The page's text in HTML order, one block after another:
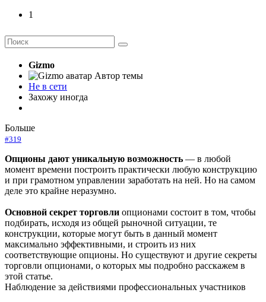
1
Gizmo
Автор темы
Не в сети
Захожу иногда
Больше
#319
Опционы дают уникальную возможность — в любой
момент времени построить практически любую конструкцию
и при грамотном управлении заработать на ней. Но на самом
деле это крайне неразумно.
Основной секрет торговли опционами состоит в том, чтобы
подбирать, исходя из общей рыночной ситуации, те
конструкции, которые могут быть в данный момент
максимально эффективными, и строить из них
соответствующие опционы. Но существуют и другие секреты
торговли опционами, о которых мы подробно расскажем в
этой статье.
Наблюдение за действиями профессиональных участников